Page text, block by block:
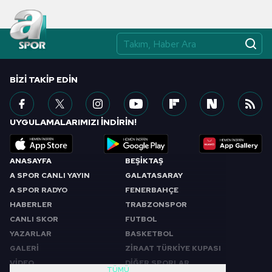
ANASAYFA
A SPOR CANLI YAYIN
A SPOR RADYO
HABERLER
CANLI SKOR
YAZARLAR
GALERİ
VİDEO
BEŞİKTAŞ
GALATASARAY
FENERBAHÇE
TRABZONSPOR
FUTBOL
BASKETBOL
ZİRAAT TÜRKİYE KUPASI
DİĞER SPORLAR
TÜMÜ
BIZI TAKIP EDIN
UYGULAMALARIMIZI İNDİRİN!